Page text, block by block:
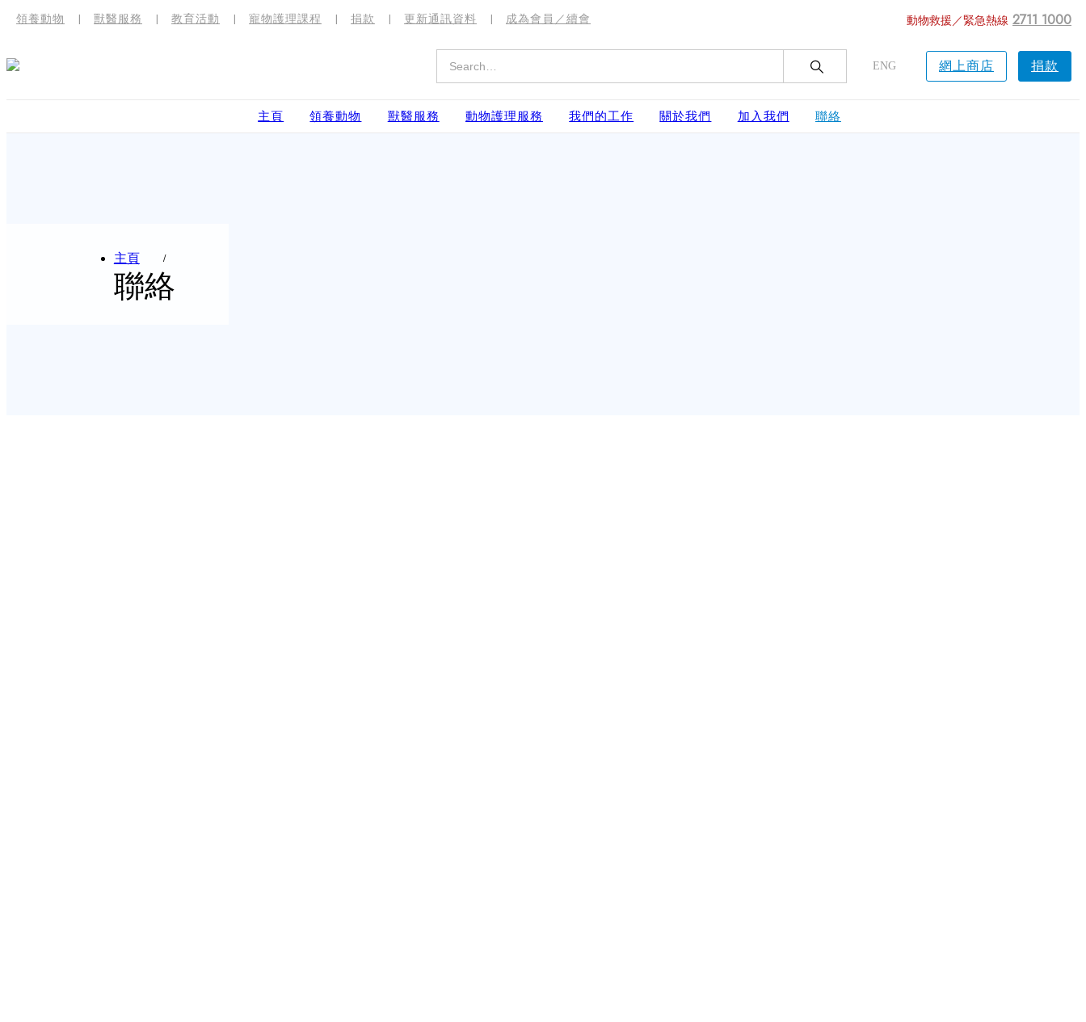
領養動物 獸醫服務 教育活動 寵物護理課程 捐款 更新通訊資料 成為會員／續會 動物救援／緊急熱線 2711 1000
ENG 網上商店 捐款
主頁 領養動物 獸醫服務 動物護理服務 我們的工作 關於我們 加入我們 聯絡
主頁
聯絡